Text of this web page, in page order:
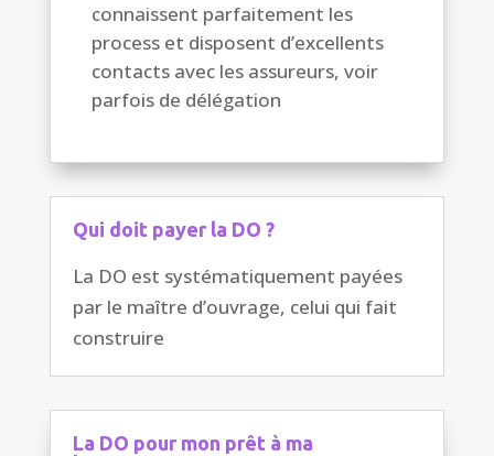
connaissent parfaitement les
process et disposent d’excellents
contacts avec les assureurs, voir
parfois de délégation
Qui doit payer la DO ?
La DO est systématiquement payées
par le maître d’ouvrage, celui qui fait
construire
La DO pour mon prêt à ma